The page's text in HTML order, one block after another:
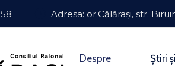
Adresa: or.Călărași, str.
Despre
Știri și